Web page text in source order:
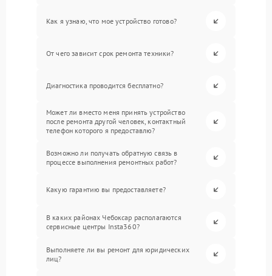
Как я узнаю, что мое устройство готово?
От чего зависит срок ремонта техники?
Диагностика проводится бесплатно?
Может ли вместо меня принять устройство
после ремонта другой человек, контактный
телефон которого я предоставлю?
Возможно ли получать обратную связь в
процессе выполнения ремонтных работ?
Какую гарантию вы предоставляете?
В каких районах Чебоксар располагаются
сервисные центры Insta360?
Выполняете ли вы ремонт для юридических
лиц?